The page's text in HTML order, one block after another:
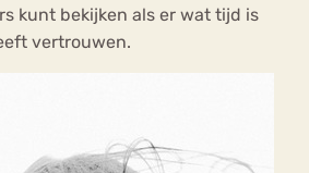
kunt bekijken als er wat tijd is
vertrouwen.